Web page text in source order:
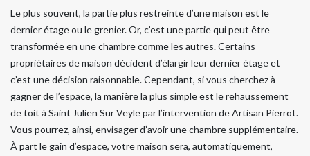
Le plus souvent, la partie plus restreinte d’une maison est le
dernier étage ou le grenier. Or, c’est une partie qui peut être
transformée en une chambre comme les autres. Certains
propriétaires de maison décident d’élargir leur dernier étage et
c’est une décision raisonnable. Cependant, si vous cherchez à
gagner de l’espace, la manière la plus simple est le rehaussement
de toit à Saint Julien Sur Veyle par l’intervention de Artisan Pierrot.
Vous pourrez, ainsi, envisager d’avoir une chambre supplémentaire.
À part le gain d’espace, votre maison sera, automatiquement,